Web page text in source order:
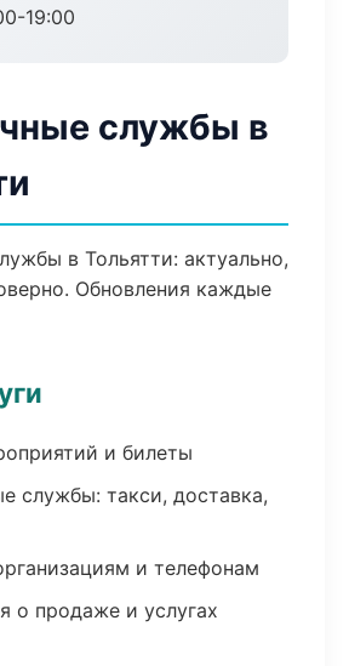
19:00
службы в
в Тольятти: актуально,
Обновления каждые
и билеты
службы: такси, доставка,
и телефонам
о продаже и услугах